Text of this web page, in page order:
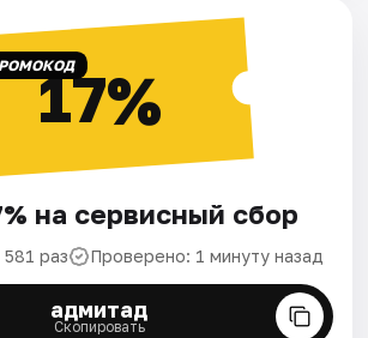
17%
на сервисный сбор
раз Проверено: 1 минуту назад
адмитад
Скопировать